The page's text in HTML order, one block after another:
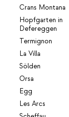
Crans Montana
Hopfgarten in
Defereggen
Termignon
La Villa
Sölden
Orsa
Egg
Les Arcs